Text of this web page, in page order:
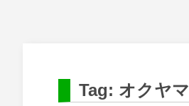
Tag: オクヤマ